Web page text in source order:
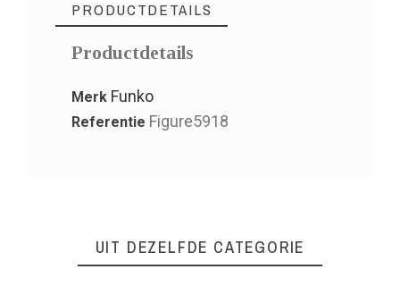
PRODUCTDETAILS
Productdetails
Merk Funko
Referentie Figure5918
UIT DEZELFDE CATEGORIE